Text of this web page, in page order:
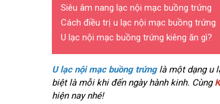
Siêu âm nang lạc nội mạc buồng trứng
Cách điều trị u lạc nội mạc buồng trứng
U lạc nội mạc buồng trứng kiêng ăn gì?
U lạc nội mạc buồng trứnglà một dạng u
biệt là mỗi khi đến ngày hành kinh. Cùng
hiện nay nhé!